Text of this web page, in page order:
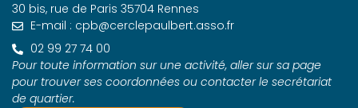
30 bis, rue de Paris 35704 Rennes
E-mail : cpb@cerclepaulbert.asso.fr
02 99 27 74 00
Pour toute information sur une activité, aller sur sa page
pour trouver ses coordonnées ou contacter le secrétariat
de quartier.